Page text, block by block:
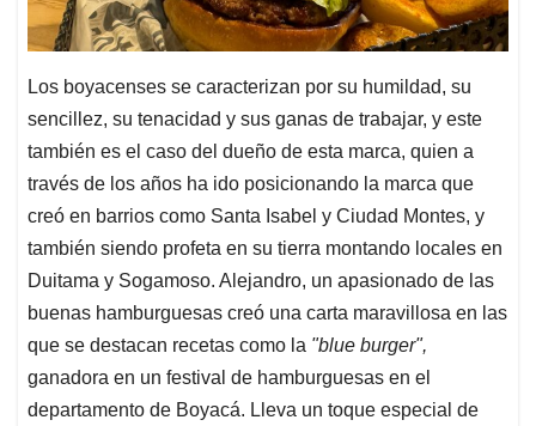
Los boyacenses se caracterizan por su humildad, su
sencillez, su tenacidad y sus ganas de trabajar, y este
también es el caso del dueño de esta marca, quien a
través de los años ha ido posicionando la marca que
creó en barrios como Santa Isabel y Ciudad Montes, y
también siendo profeta en su tierra montando locales en
Duitama y Sogamoso. Alejandro, un apasionado de las
buenas hamburguesas creó una carta maravillosa en las
que se destacan recetas como la "blue burger",
ganadora en un festival de hamburguesas en el
departamento de Boyacá. Lleva un toque especial de